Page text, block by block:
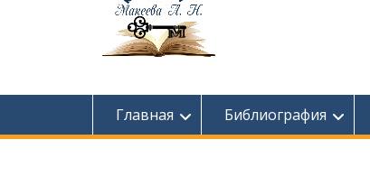
Главная Библиография